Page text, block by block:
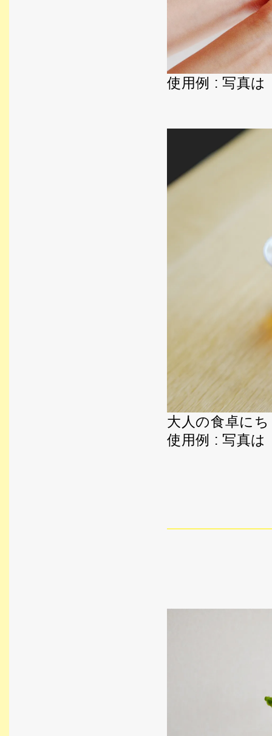
使用例 : 写真
大人の食卓に
使用例 : 写真